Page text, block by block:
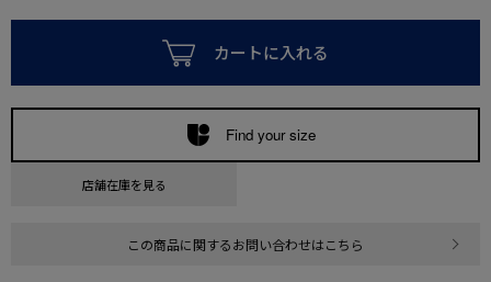
カートに入れる
Find your size
店舗在庫を見る
この商品に関するお問い合わせはこちら